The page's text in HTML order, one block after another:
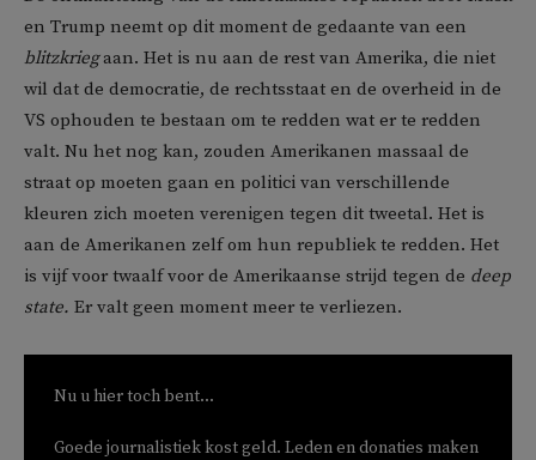
en Trump neemt op dit moment de gedaante van een
blitzkriegaan. Het is nu aan de rest van Amerika, die niet
wil dat de democratie, de rechtsstaat en de overheid in de
VS ophouden te bestaan om te redden wat er te redden
valt. Nu het nog kan, zouden Amerikanen massaal de
straat op moeten gaan en politici van verschillende
kleuren zich moeten verenigen tegen dit tweetal. Het is
aan de Amerikanen zelf om hun republiek te redden. Het
is vijf voor twaalf voor de Amerikaanse strijd tegen de deep
state. Er valt geen moment meer te verliezen.
Nu u hier toch bent...
Goede journalistiek kost geld. Leden en donaties maken